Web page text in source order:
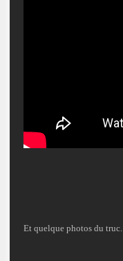
Et quelque photos du truc.